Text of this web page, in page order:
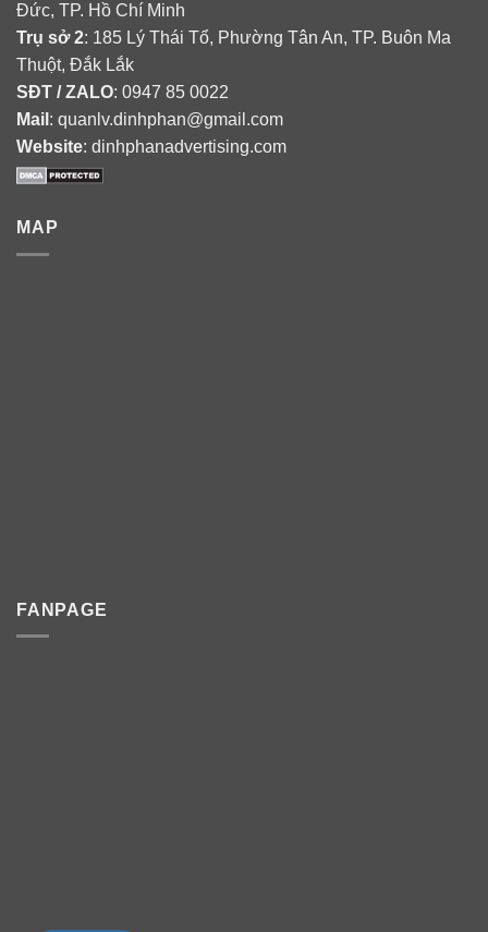
Đức, TP. Hồ Chí Minh
Trụ sở 2: 185 Lý Thái Tổ, Phường Tân An, TP. Buôn Ma
Thuột, Đắk Lắk
SĐT / ZALO: 0947 85 0022
Mail : quanlv.dinhphan@gmail.com
Website: dinhphanadvertising.com
MAP
FANPAGE